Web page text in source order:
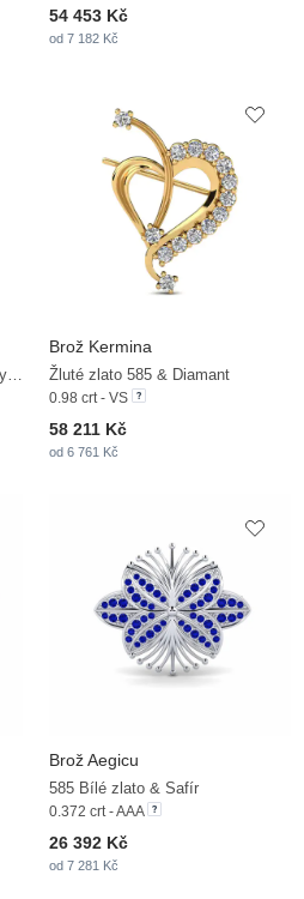
54 453 Kč
od 7 182 Kč
Brož Kermina
Žluté zlato 585 & Diamant
0.98 crt - VS
58 211 Kč
od 6 761 Kč
Brož Aegicu
585 Bílé zlato & Safír
0.372 crt - AAA
26 392 Kč
od 7 281 Kč